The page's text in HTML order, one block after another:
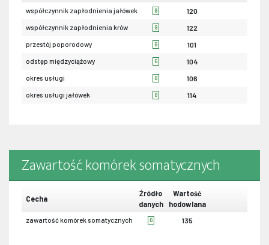
współczynnik zapłodnienia jałówek G 120
współczynnik zapłodnienia krów G 122
przestój poporodowy G 101
odstęp międzyciążowy G 104
okres usługi G 106
okres usługi jałówek G 114
Zawartość komórek somatycznych
Cecha
Źródło
danych
Wartość
hodowlana
zawartość komórek somatycznych G 135